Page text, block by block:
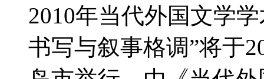
2010年当代外国文学
书写与叙事格调”将于